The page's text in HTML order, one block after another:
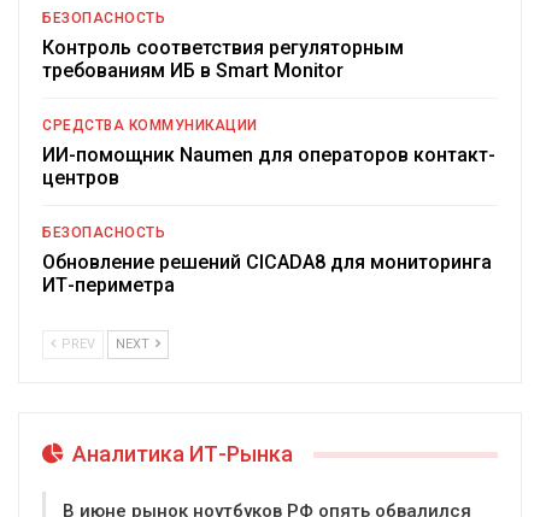
БЕЗОПАСНОСТЬ
Контроль соответствия регуляторным
требованиям ИБ в Smart Monitor
СРЕДСТВА КОММУНИКАЦИИ
ИИ-помощник Naumen для операторов контакт-
центров
БЕЗОПАСНОСТЬ
Обновление решений CICADA8 для мониторинга
ИТ-периметра
PREV NEXT
Аналитика ИТ-Рынка
В июне рынок ноутбуков РФ опять обвалился